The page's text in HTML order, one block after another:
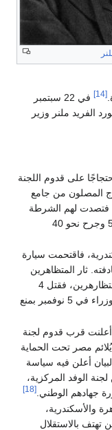
[14]
في 22 سبتمبر
الفريد ملنر وزير
على قدوم اللجنة
المصلون من جامع
لهم الشرطة
وأستعانت بقوات الجيش الإنجليزي، فقتل 5 وجرح نحو 40
فاقتحمت سيارة
ثار المتظاهرين
على الجنود، فأطلق الجنود النيران على المُتظارهرين، فقتل 4
وجرح 40 شخصًا. صدر قرار من مجلس الوزراء في 5 نوفمبر بمنع
أعلنت قرب قدوم لجنة
مصر تحت الحماية
أعلن فيه سياسة
الوفد المركزية،
جهادهم الوطني.[18]
والأسكندرية،
تهتف بالاستقلال